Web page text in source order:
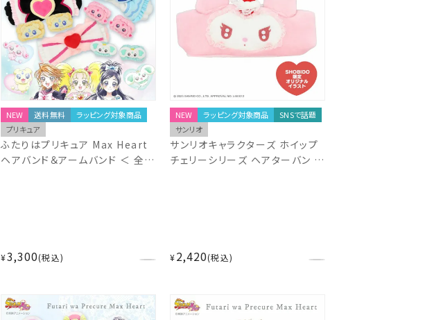
NEW 送料無料
ラッピング対象商品
プリキュア
ふたりはプリキュア Max Heart
ヘアバンド＆アームバンド ＜ 全3
¥3,300 税込
NEW ラッピング対象商品
SNSで話題
サンリオ
サンリオキャラクターズ ホイップ
チェリーシリーズ ヘアターバン ＜
¥2,420 税込